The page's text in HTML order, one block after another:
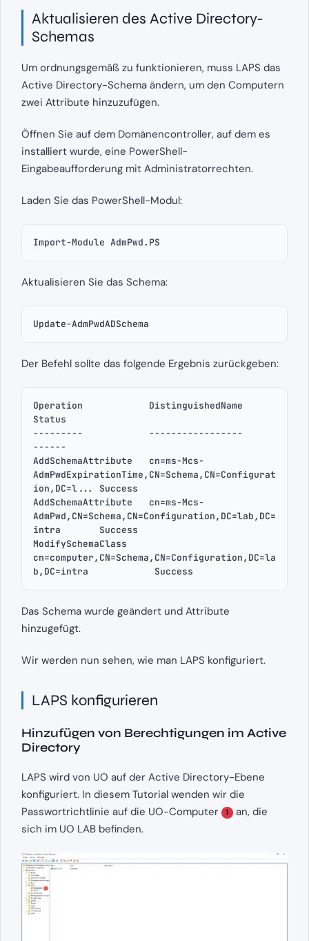
Aktualisieren des Active Directory-
Schemas
Um ordnungsgemäß zu funktionieren, muss LAPS das
Active Directory-Schema ändern, um den Computern
zwei Attribute hinzuzufügen.
Öffnen Sie auf dem Domänencontroller, auf dem es
installiert wurde, eine PowerShell-
Eingabeaufforderung mit Administratorrechten.
Laden Sie das PowerShell-Modul:
Import-Module AdmPwd.PS
Aktualisieren Sie das Schema:
Update-AdmPwdADSchema
Der Befehl sollte das folgende Ergebnis zurückgeben:
Operation            DistinguishedName
Status
---------            -----------------
------
AddSchemaAttribute   cn=ms-Mcs-
AdmPwdExpirationTime,CN=Schema,CN=Configurat
ion,DC=l... Success
AddSchemaAttribute   cn=ms-Mcs-
AdmPwd,CN=Schema,CN=Configuration,DC=lab,DC=
intra       Success
ModifySchemaClass
cn=computer,CN=Schema,CN=Configuration,DC=la
Das Schema wurde geändert und Attribute
hinzugefügt.
Wir werden nun sehen, wie man LAPS konfiguriert.
LAPS konfigurieren
Hinzufügen von Berechtigungen im Active
Directory
LAPS wird von UO auf der Active Directory-Ebene
konfiguriert. In diesem Tutorial wenden wir die
Passwortrichtlinie auf die UO-Computer
1 an, die
sich im UO LAB befinden.